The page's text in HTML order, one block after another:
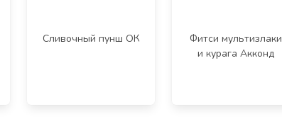
Сливочный пунш ОК
Фитси мультизлаки
и курага Акконд